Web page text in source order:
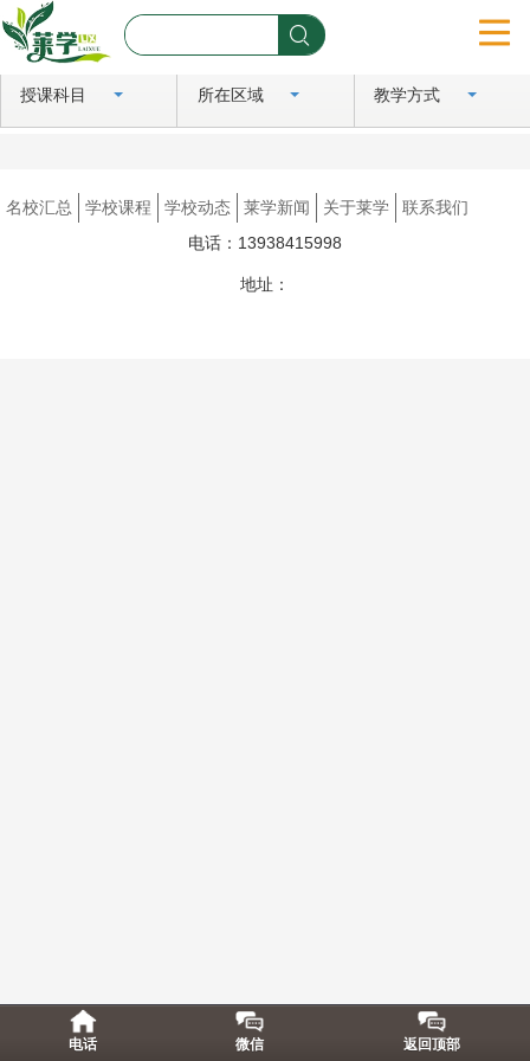
首页
学校课程
授课科目 所在区域 教学方式
名校汇总 学校课程 学校动态 莱学新闻 关于莱学
联系我们
电话：13938415998
地址：
电话 微信 返回顶部